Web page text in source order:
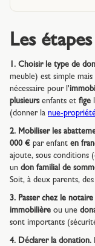
Les étapes
1. Choisir le type de
meuble) est simple
nécessaire pour l'
plusieursenfants et fige
(donner la nue-
2. Mobiliser les
000 € par enfant en
ajoute, sous conditions
un don familial de
Soit, à deux parents,
3. Passer chez le notaire
immobilière ou une
sont importants
4. Déclarer la donation.